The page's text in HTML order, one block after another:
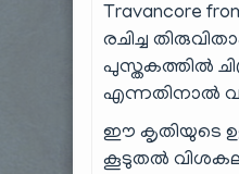
Travancore
രചിച്ച
പുസ്തകത്തിൽ
എന്നതിനാൽ
ഈ കൃതിയുടെ
കൂടുതൽ